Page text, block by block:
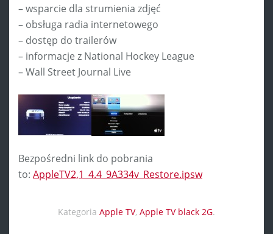
– wsparcie dla strumienia zdjęć
– obsługa radia internetowego
– dostęp do trailerów
– informacje z National Hockey League
– Wall Street Journal Live
Bezpośredni link do pobrania
to: AppleTV2,1_4.4_9A334v_Restore.ipsw
Kategoria Apple TV, Apple TV black 2G.